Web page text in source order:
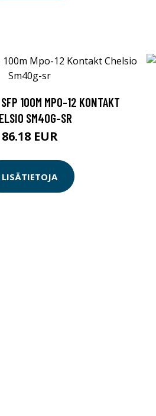
100M MPO-12 KONTAKT
SM40G-SR
86.18 EUR
LISÄTIETOJA